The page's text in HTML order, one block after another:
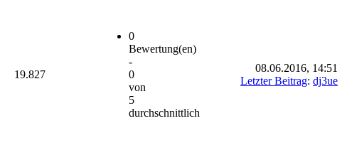
19.827
0
Bewertung(en)
-
0
von
5
durchschnittlich
08.06.2016, 14:51
Letzter Beitrag: dj3ue